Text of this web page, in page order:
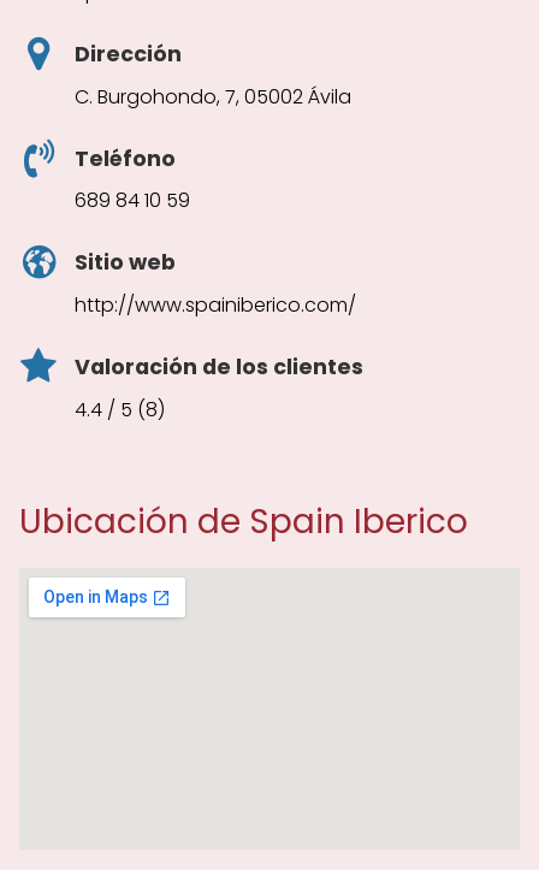
Dirección
C. Burgohondo, 7, 05002 Ávila
Teléfono
689 84 10 59
Sitio web
http://www.spainiberico.com/
Valoración de los clientes
4.4 / 5 (8)
Ubicación de Spain Iberico